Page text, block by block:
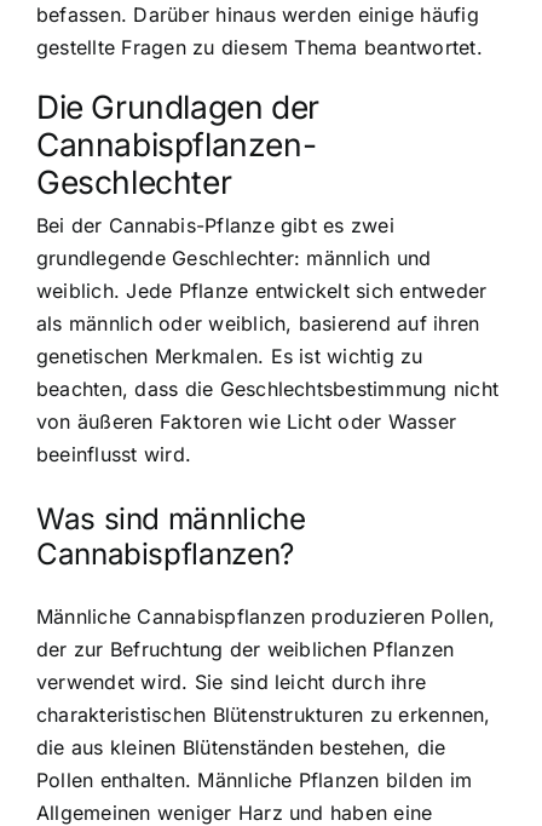
befassen. Darüber hinaus werden einige häufig
gestellte Fragen zu diesem Thema beantwortet.
Die Grundlagen der
Cannabispflanzen-
Geschlechter
Bei der Cannabis-Pflanze gibt es zwei
grundlegende Geschlechter: männlich und
weiblich. Jede Pflanze entwickelt sich entweder
als männlich oder weiblich, basierend auf ihren
genetischen Merkmalen. Es ist wichtig zu
beachten, dass die Geschlechtsbestimmung nicht
von äußeren Faktoren wie Licht oder Wasser
beeinflusst wird.
Was sind männliche
Cannabispflanzen?
Männliche Cannabispflanzen produzieren Pollen,
der zur Befruchtung der weiblichen Pflanzen
verwendet wird. Sie sind leicht durch ihre
charakteristischen Blütenstrukturen zu erkennen,
die aus kleinen Blütenständen bestehen, die
Pollen enthalten. Männliche Pflanzen bilden im
Allgemeinen weniger Harz und haben eine